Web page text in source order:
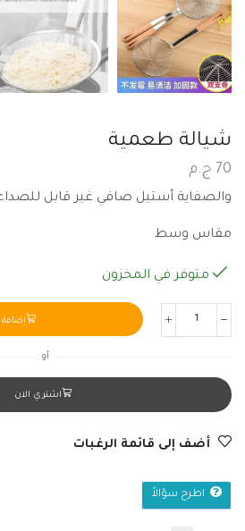
شيالة طعمية
70 ج.م
والصفاية أستيل صافي غير قابل
مقاس وسط
متوفر في المخزون
إضافة
أو
اشتري الان
أضف إلى قائمة الرغبات
اطرح سؤالاً